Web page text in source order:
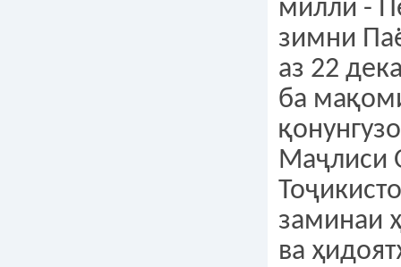
миллӣ -
зимни
аз 22
ба
Маҷлиси
заминаи
ва